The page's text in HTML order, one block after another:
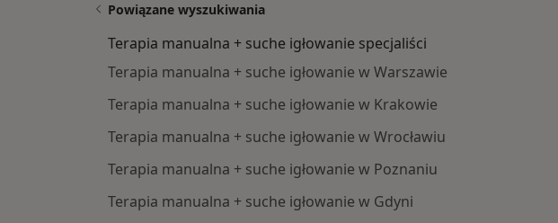
Powiązane wyszukiwania
Terapia manualna + suche igłowanie specjaliści
Terapia manualna + suche igłowanie w Warszawie
Terapia manualna + suche igłowanie w Krakowie
Terapia manualna + suche igłowanie w Wrocławiu
Terapia manualna + suche igłowanie w Poznaniu
Terapia manualna + suche igłowanie w Gdyni